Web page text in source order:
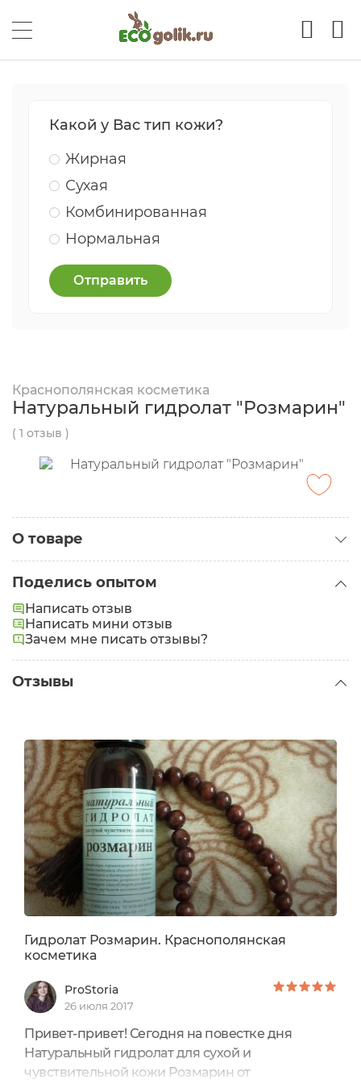
Какой у Вас тип кожи?
Жирная
Сухая
Комбинированная
Нормальная
Отправить
Краснополянская косметика
Натуральный гидролат "Розмарин"
( 1 отзыв )
О товаре
Поделись опытом
Написать отзыв
Написать мини отзыв
Зачем мне писать отзывы?
Отзывы
Гидролат Розмарин. Краснополянская
косметика
ProStoria
26 июля 2017
Привет-привет! Сегодня на повестке дня
Натуральный гидролат для сухой и
чувствительной кожи Розмарин от